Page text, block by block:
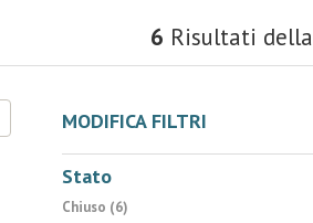
6 Risultati
MODIFICA FILTRI
Stato
Chiuso (6)